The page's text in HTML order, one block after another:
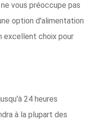
vous préoccupe pas
option d'alimentation
excellent choix pour
24 heures
à la plupart des